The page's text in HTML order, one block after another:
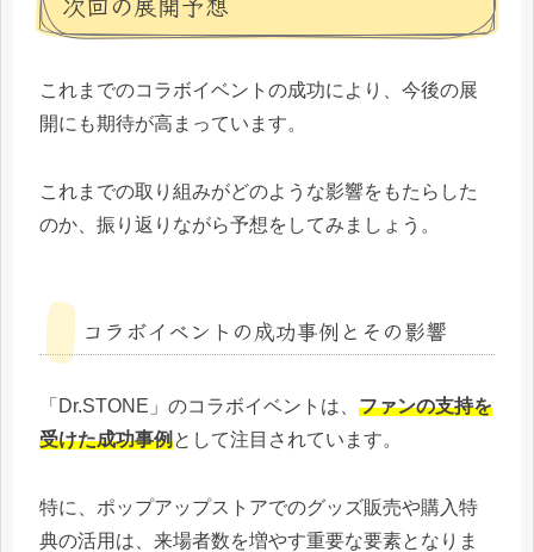
これまでのコラボイベントの成功により、今後の展
開にも期待が高まっています。
これまでの取り組みがどのような影響をもたらした
のか、振り返りながら予想をしてみましょう。
コラボイベントの成功事例とその影響
「Dr.STONE」のコラボイベントは、 ファンの支持を
受けた成功事例として注目されています。
特に、ポップアップストアでのグッズ販売や購入特
典の活用は、来場者数を増やす重要な要素となりま